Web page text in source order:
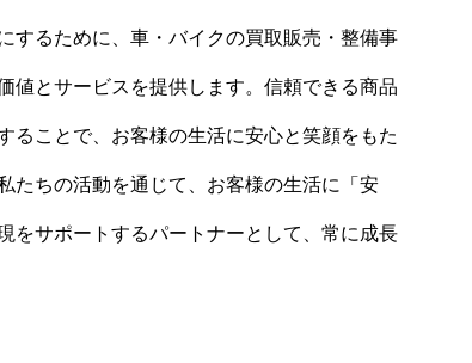
するために、車・バイクの買取販売・整備事
値とサービスを提供します。信頼できる商品
ることで、お客様の生活に安心と笑顔をもた
たちの活動を通じて、お客様の生活に「安
をサポートするパートナーとして、常に成長